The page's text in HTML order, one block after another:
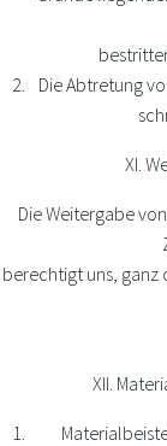
Die Abtretung
XI.
Die Weitergabe
berechtigt uns, ganz
XII.